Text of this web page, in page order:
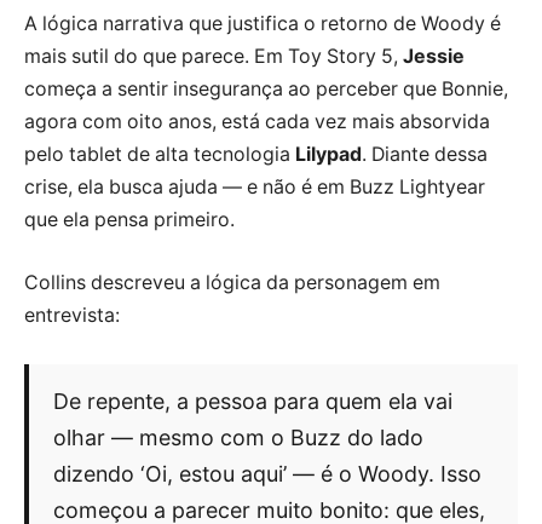
A lógica narrativa que justifica o retorno de Woody é
mais sutil do que parece. Em Toy Story 5, Jessie
começa a sentir insegurança ao perceber que Bonnie,
agora com oito anos, está cada vez mais absorvida
pelo tablet de alta tecnologia Lilypad. Diante dessa
crise, ela busca ajuda — e não é em Buzz Lightyear
que ela pensa primeiro.
Collins descreveu a lógica da personagem em
entrevista:
De repente, a pessoa para quem ela vai
olhar — mesmo com o Buzz do lado
dizendo ‘Oi, estou aqui’ — é o Woody. Isso
começou a parecer muito bonito: que eles,